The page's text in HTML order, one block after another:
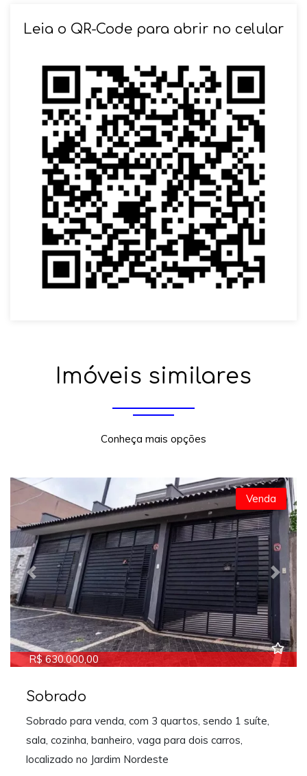
Leia o QR-Code para abrir no celular
Imóveis similares
Conheça mais opções
Previous Next
Venda
R$ 630.000,00
Sobrado
Sobrado para venda, com 3 quartos, sendo 1 suíte,
sala, cozinha, banheiro, vaga para dois carros,
localizado no Jardim Nordeste